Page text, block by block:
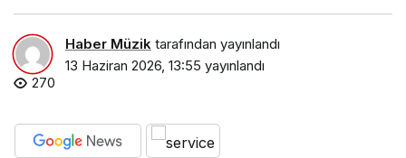
Haber Müzik tarafından yayınlandı
13 Haziran 2026, 13:55 yayınlandı
270